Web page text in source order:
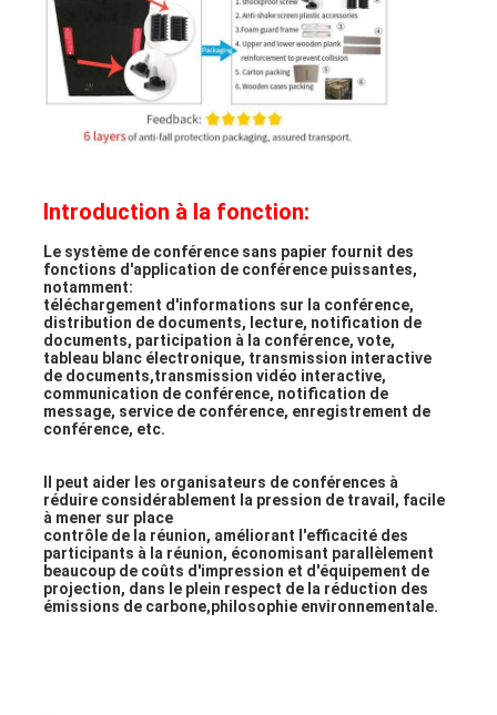
Introduction à la fonction:
Le système de conférence sans papier fournit des
fonctions d'application de conférence puissantes,
notamment:
téléchargement d'informations sur la conférence,
distribution de documents, lecture, notification de
documents, participation à la conférence, vote,
tableau blanc électronique, transmission interactive
de documents,transmission vidéo interactive,
communication de conférence, notification de
message, service de conférence, enregistrement de
conférence, etc.
Il peut aider les organisateurs de conférences à
réduire considérablement la pression de travail, facile
à mener sur place
contrôle de la réunion, améliorant l'efficacité des
participants à la réunion, économisant parallèlement
beaucoup de coûts d'impression et d'équipement de
projection, dans le plein respect de la réduction des
émissions de carbone,philosophie environnementale.